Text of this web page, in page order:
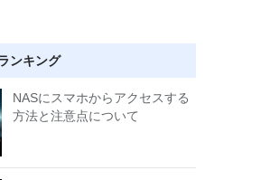
ンキング
NASにスマホからアクセスする
方法と注意点について